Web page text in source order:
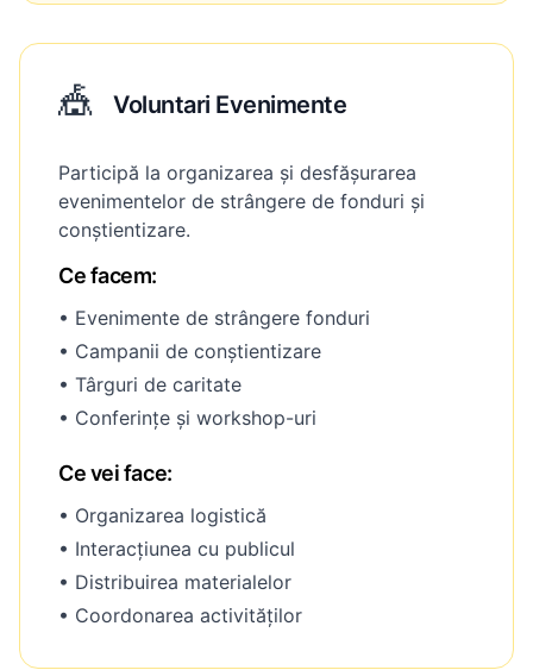
🎪 Voluntari Evenimente
Participă la organizarea și desfășurarea
evenimentelor de strângere de fonduri și
conștientizare.
Ce facem:
• Evenimente de strângere fonduri
• Campanii de conștientizare
• Târguri de caritate
• Conferințe și workshop-uri
Ce vei face:
• Organizarea logistică
• Interacțiunea cu publicul
• Distribuirea materialelor
• Coordonarea activităților